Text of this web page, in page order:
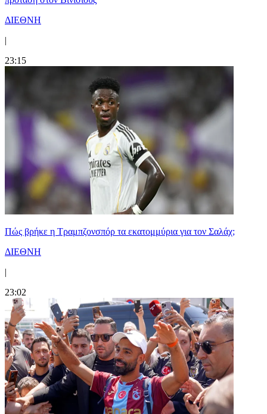
ΔΙΕΘΝΗ
|
23:15
Πώς βρήκε η Τραμπζονσπόρ τα εκατομμύρια για τον Σαλάχ;
ΔΙΕΘΝΗ
|
23:02